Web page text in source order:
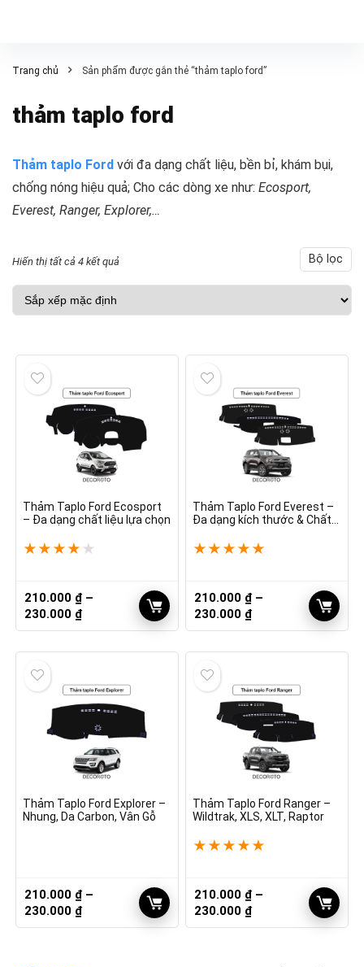
Trang chủ Sản phẩm được gắn thẻ “thảm taplo ford”
thảm taplo ford
Thảm taplo Ford với đa dạng chất liệu, bền bỉ, khám bụi,
chống nóng hiệu quả; Cho các dòng xe như: Ecosport,
Everest, Ranger, Explorer,…
Bộ lọc
Hiển thị tất cả 4 kết quả
Thảm Taplo Ford Ecosport
– Đa dạng chất liệu lựa chọn
★ ★ ★ ★ ★
210.000 ₫ –
230.000 ₫Khoảng
giá:
230.000 ₫
Thảm Taplo Ford Everest –
Đa dạng kích thước & Chất
★ ★ ★ ★ ★
210.000 ₫ –
230.000 ₫Khoảng
giá:
230.000 ₫
Thảm Taplo Ford Explorer –
Nhung, Da Carbon, Vân Gỗ
210.000 ₫ –
230.000 ₫Khoảng
giá:
Thảm Taplo Ford Ranger –
Wildtrak, XLS, XLT, Raptor
★ ★ ★ ★ ★
210.000 ₫ –
230.000 ₫Khoảng
giá: